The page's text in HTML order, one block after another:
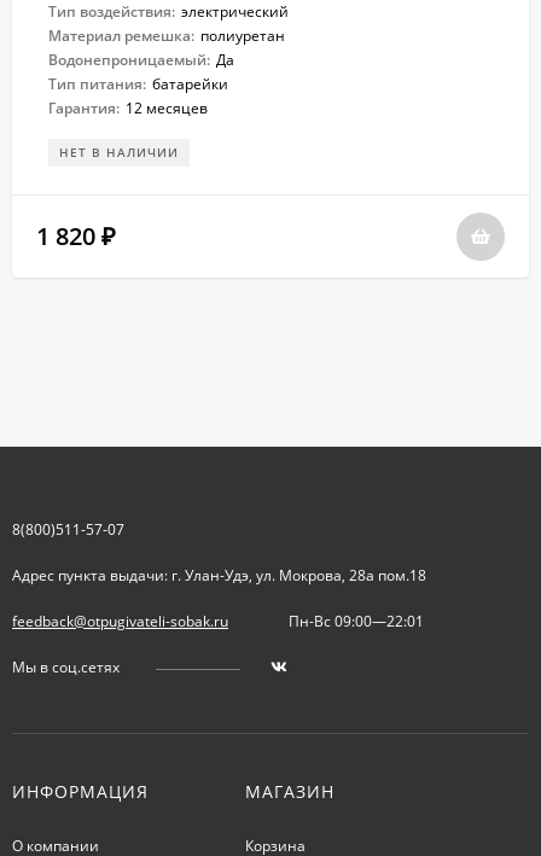
Тип воздействия: электрический
Материал ремешка: полиуретан
Водонепроницаемый: Да
Тип питания: батарейки
Гарантия: 12 месяцев
НЕТ В НАЛИЧИИ
1 820 ₽
8(800)511-57-07
Адрес пункта выдачи: г. Улан-Удэ, ул. Мокрова, 28а пом.18
feedback@otpugivateli-sobak.ru Пн-Вс 09:00—22:01
Мы в соц.сетях
ИНФОРМАЦИЯ
О компании
МАГАЗИН
Корзина